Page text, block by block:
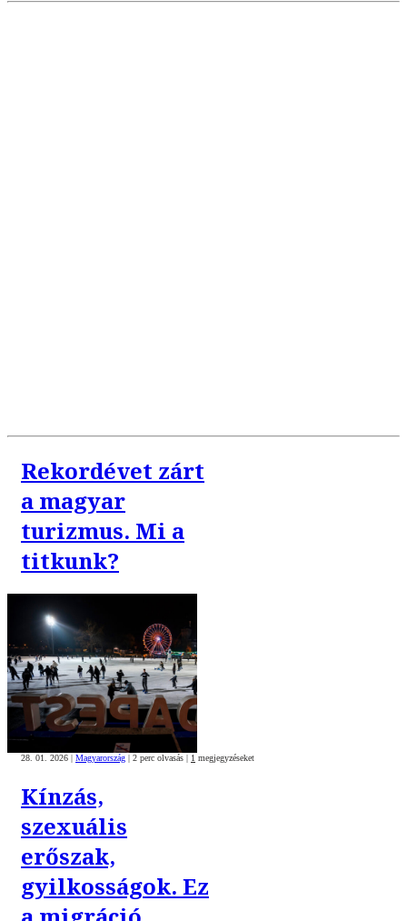
Rekordévet zárt
a magyar
turizmus. Mi a
titkunk?
28. 01. 2026 | Magyarország | 2 perc olvasás | 1 megjegyzéseket
Kínzás,
szexuális
erőszak,
gyilkosságok. Ez